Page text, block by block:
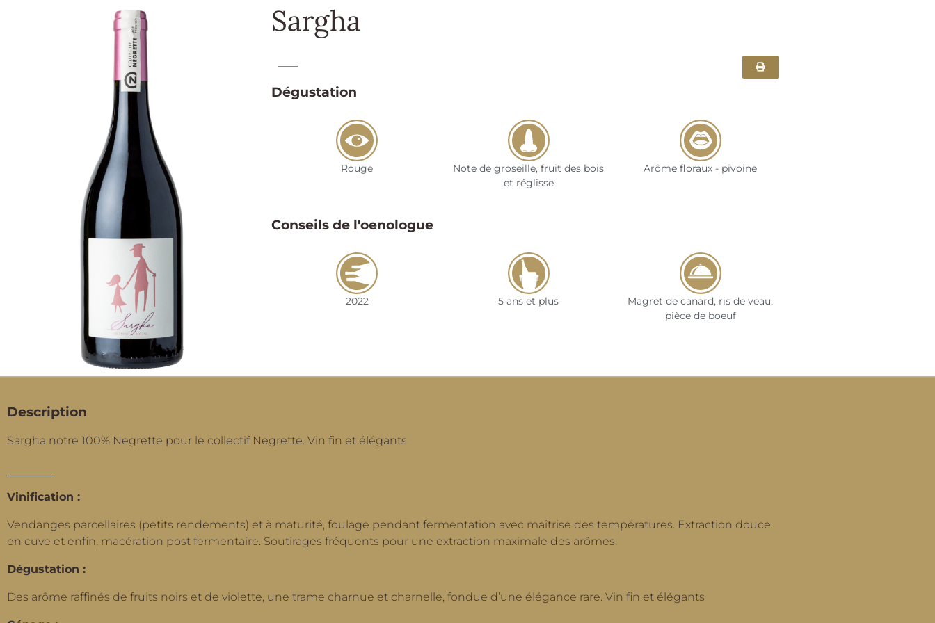
Sargha
Dégustation
Rouge
Note de groseille, fruit des bois
et réglisse
Arôme floraux - pivoine
Conseils de l'oenologue
2022 5 ans et plus
Magret de canard, ris de veau,
pièce de boeuf
Description
Sargha notre 100% Negrette pour le collectif Negrette. Vin fin et élégants
Vinification :
Vendanges parcellaires (petits rendements) et à maturité, foulage pendant fermentation avec maîtrise des températures. Extraction douce
en cuve et enfin, macération post fermentaire. Soutirages fréquents pour une extraction maximale des arômes.
Dégustation :
Des arôme raffinés de fruits noirs et de violette, une trame charnue et charnelle, fondue d’une élégance rare. Vin fin et élégants